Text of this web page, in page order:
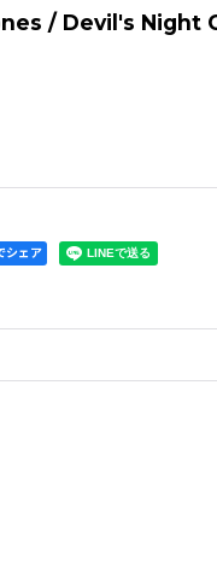
/ Devil's Night
ェア